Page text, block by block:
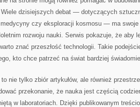
Wiele dzisiejszych debat — dotyczących
czy eksploracji kosmosu — ma swoje
rozwoju nauki. Serwis pokazuje, że aby
znać przeszłość technologii. Takie
kto chce patrzeć na świat bardziej
nie tylko zbiór artykułów, ale również
przekonanie, że nauka jest częścią
w laboratoriach. Dzięki publikowanym